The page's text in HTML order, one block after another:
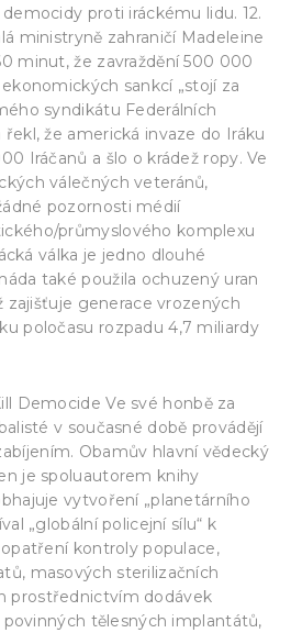
proti iráckému lidu. 12.
ministryně zahraničí Madeleine
minut, že zavraždění 500 000
sankcí „stojí za
syndikátu Federálních
že americká invaze do Iráku
Iráčanů a šlo o krádež ropy. Ve
válečných veteránů,
pozornosti médií
průmyslového komplexu
válka je jedno dlouhé
také použila ochuzený uran
zajišťuje generace vrozených
poločasu rozpadu 4,7 miliardy
Democide Ve své honbě za
v současné době provádějí
Obamův hlavní vědecký
je spoluautorem knihy
vytvoření „planetárního
„globální policejní sílu“ k
kontroly populace,
masových sterilizačních
prostřednictvím dodávek
povinných tělesných implantátů,